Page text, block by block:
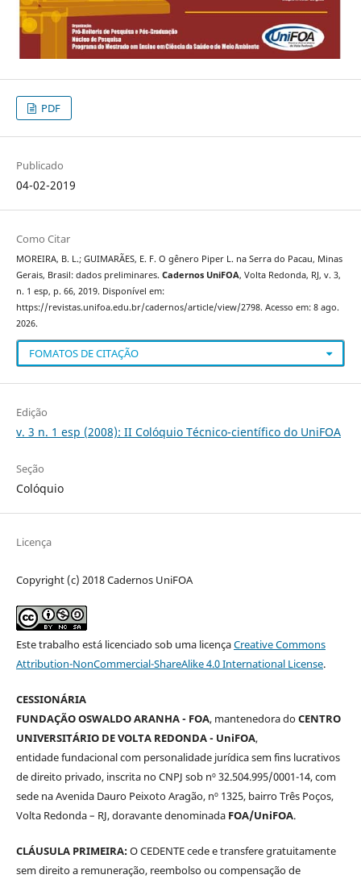
PDF
Publicado
04-02-2019
Como Citar
MOREIRA, B. L.; GUIMARÃES, E. F. O gênero Piper L. na Serra do Pacau, Minas
Gerais, Brasil: dados preliminares. Cadernos UniFOA, Volta Redonda, RJ, v. 3,
n. 1 esp, p. 66, 2019. Disponível em:
https://revistas.unifoa.edu.br/cadernos/article/view/2798. Acesso em: 8 ago.
2026.
FOMATOS DE CITAÇÃO
Edição
v. 3 n. 1 esp (2008): II Colóquio Técnico-científico do UniFOA
Seção
Colóquio
Licença
Copyright (c) 2018 Cadernos UniFOA
Este trabalho está licenciado sob uma licençaCreative Commons
Attribution-NonCommercial-ShareAlike 4.0 International License.
CESSIONÁRIA
FUNDAÇÃO OSWALDO ARANHA - FOA, mantenedora doCENTRO
UNIVERSITÁRIO DE VOLTA REDONDA - UniFOA,
entidade fundacional com personalidade jurídica sem fins lucrativos
de direito privado, inscrita no CNPJ sob nº 32.504.995/0001-14, com
sede na Avenida Dauro Peixoto Aragão, nº 1325, bairro Três Poços,
Volta Redonda – RJ, doravante denominada FOA/UniFOA.
CLÁUSULA PRIMEIRA:O CEDENTE cede e transfere gratuitamente
sem direito a remuneração, reembolso ou compensação de